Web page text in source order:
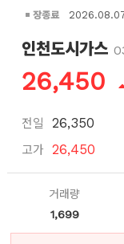
장종료
인천도시가스
26,450
전일 26,350
고가 26,450
거래량
1,699